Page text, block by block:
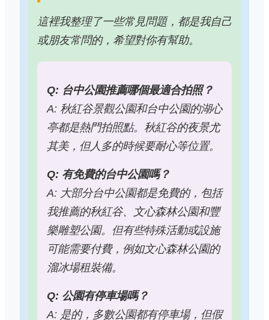
這裡我整理了一些常見問題，都是我自己
或朋友常問的，希望對你有幫助。
Q: 台中公園推薦哪個最適合拍照？
A: 秋紅谷景觀公園和台中公園的湖心
亭都是熱門拍照點。秋紅谷的夜景尤
其美，但人多的時候要耐心等位置。
Q: 有免費的台中公園嗎？
A: 大部分台中公園都是免費的，包括
我推薦的秋紅谷、文心森林公園和豐
樂雕塑公園。但有些特殊活動或設施
可能需要付費，例如文心森林公園的
溜冰場租裝備。
Q: 公園有停車場嗎？
A: 是的，多數公園都有停車場，但假